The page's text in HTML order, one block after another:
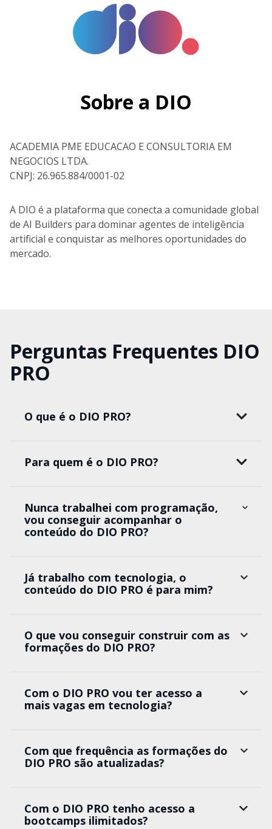
Sobre a DIO
ACADEMIA PME EDUCACAO E CONSULTORIA EM
NEGOCIOS LTDA.
CNPJ: 26.965.884/0001-02
A DIO é a plataforma que conecta a comunidade global
de AI Builders para dominar agentes de inteligência
artificial e conquistar as melhores oportunidades do
mercado.
Perguntas Frequentes DIO
PRO
O que é o DIO PRO?
Para quem é o DIO PRO?
Nunca trabalhei com programação,
vou conseguir acompanhar o
conteúdo do DIO PRO?
Já trabalho com tecnologia, o
conteúdo do DIO PRO é para mim?
O que vou conseguir construir com as
formações do DIO PRO?
Com o DIO PRO vou ter acesso a
mais vagas em tecnologia?
Com que frequência as formações do
DIO PRO são atualizadas?
Com o DIO PRO tenho acesso a
bootcamps ilimitados?